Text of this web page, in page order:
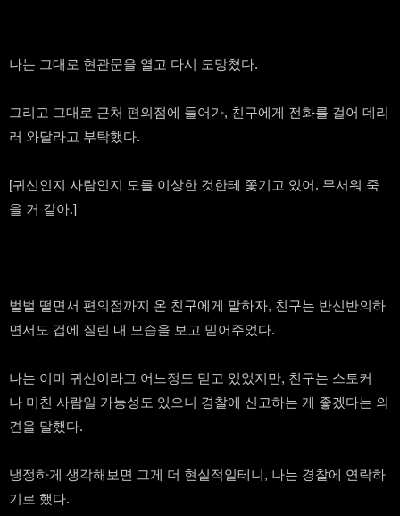
나는 그대로 현관문을 열고 다시 도망쳤다.
그리고 그대로 근처 편의점에 들어가, 친구에게 전화를 걸어 데리
러 와달라고 부탁했다.
[귀신인지 사람인지 모를 이상한 것한테 쫓기고 있어. 무서워 죽
을 거 같아.]
벌벌 떨면서 편의점까지 온 친구에게 말하자, 친구는 반신반의하
면서도 겁에 질린 내 모습을 보고 믿어주었다.
나는 이미 귀신이라고 어느정도 믿고 있었지만, 친구는 스토커
나 미친 사람일 가능성도 있으니 경찰에 신고하는 게 좋겠다는 의
견을 말했다.
냉정하게 생각해보면 그게 더 현실적일테니, 나는 경찰에 연락하
기로 했다.